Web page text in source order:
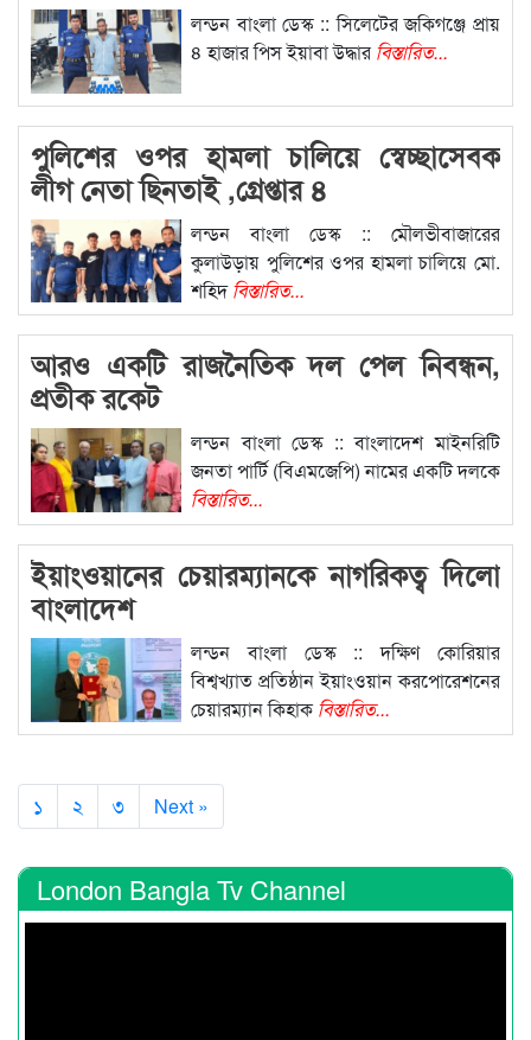
লন্ডন বাংলা ডেস্ক :: সিলেটের জকিগঞ্জে প্রায়
৪ হাজার পিস ইয়াবা উদ্ধার বিস্তারিত...
পুলিশের ওপর হামলা চালিয়ে স্বেচ্ছাসেবক
লীগ নেতা ছিনতাই ,গ্রেপ্তার ৪
লন্ডন বাংলা ডেস্ক :: মৌলভীবাজারের
কুলাউড়ায় পুলিশের ওপর হামলা চালিয়ে মো.
শহিদবিস্তারিত...
আরও একটি রাজনৈতিক দল পেল নিবন্ধন,
প্রতীক রকেট
লন্ডন বাংলা ডেস্ক :: বাংলাদেশ মাইনরিটি
জনতা পার্টি (বিএমজেপি) নামের একটি দলকে
বিস্তারিত...
ইয়াংওয়ানের চেয়ারম্যানকে নাগরিকত্ব দিলো
বাংলাদেশ
লন্ডন বাংলা ডেস্ক :: দক্ষিণ কোরিয়ার
বিশ্বখ্যাত প্রতিষ্ঠান ইয়াংওয়ান করপোরেশনের
চেয়ারম্যান কিহাকবিস্তারিত...
১ ২ ৩ Next »
London Bangla Tv Channel